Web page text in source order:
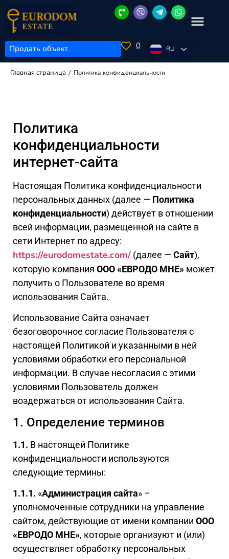
Продать объект 0 RU
Главная страница / Политика конфиденциальности
Политика
конфиденциальности
интернет-сайта
Настоящая Политика конфиденциальности
персональных данных (далее — Политика
конфиденциальности) действует в отношении
всей информации, размещенной на сайте в
сети Интернет по адресу:
https://eurodomestate.com/ (далее — Сайт),
которую компания ООО «ЕВРОДО МНЕ» может
получить о Пользователе во время
использования Сайта.
Использование Сайта означает
безоговорочное согласие Пользователя с
настоящей Политикой и указанными в ней
условиями обработки его персональной
информации. В случае несогласия с этими
условиями Пользователь должен
воздержаться от использования Сайта.
1. Определение терминов
1.1. В настоящей Политике
конфиденциальности используются
следующие термины:
1.1.1. «Администрация сайта» –
уполномоченные сотрудники на управление
сайтом, действующие от имени компании ООО
«ЕВРОДО МНЕ», которые организуют и (или)
осуществляет обработку персональных